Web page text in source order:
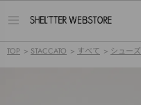
メ
ー
TOP > STACCATO > すべて > シューズ